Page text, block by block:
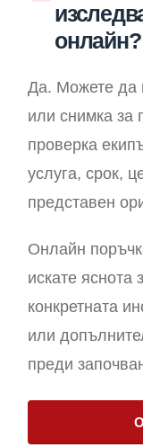
онлайн?
Да. Можете да
или снимка за
проверка
услуга, срок,
представен
Онлайн
искате яснота
конкретната
или
преди